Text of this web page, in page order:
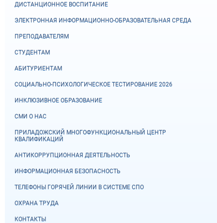
ДИСТАНЦИОННОЕ ВОСПИТАНИЕ
ЭЛЕКТРОННАЯ ИНФОРМАЦИОННО-ОБРАЗОВАТЕЛЬНАЯ СРЕДА
ПРЕПОДАВАТЕЛЯМ
СТУДЕНТАМ
АБИТУРИЕНТАМ
СОЦИАЛЬНО-ПСИХОЛОГИЧЕСКОЕ ТЕСТИРОВАНИЕ 2026
ИНКЛЮЗИВНОЕ ОБРАЗОВАНИЕ
СМИ О НАС
ПРИЛАДОЖСКИЙ МНОГОФУНКЦИОНАЛЬНЫЙ ЦЕНТР
КВАЛИФИКАЦИЙ
АНТИКОРРУПЦИОННАЯ ДЕЯТЕЛЬНОСТЬ
ИНФОРМАЦИОННАЯ БЕЗОПАСНОСТЬ
ТЕЛЕФОНЫ ГОРЯЧЕЙ ЛИНИИ В СИСТЕМЕ СПО
ОХРАНА ТРУДА
КОНТАКТЫ